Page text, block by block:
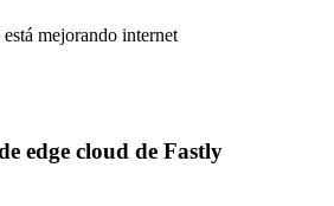
mejorando internet
edge cloud de Fastly